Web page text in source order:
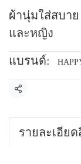
ผ้านุ่มใส่สบา
และหญิง
แบรนด์:
แชร์
รายละเอีย